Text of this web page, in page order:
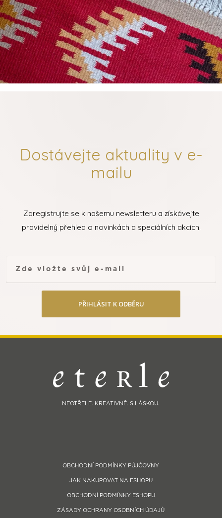
Dostávejte aktuality v e-
mailu
Zaregistrujte se k našemu newsletteru a získávejte
pravidelný přehled o novinkách a speciálních akcích.
PŘIHLÁSIT K ODBĚRU
NEOTŘELE. KREATIVNĚ. S LÁSKOU.
OBCHODNÍ PODMÍNKY PŮJČOVNY
JAK NAKUPOVAT NA ESHOPU
OBCHODNÍ PODMÍNKY ESHOPU
ZÁSADY OCHRANY OSOBNÍCH ÚDAJŮ